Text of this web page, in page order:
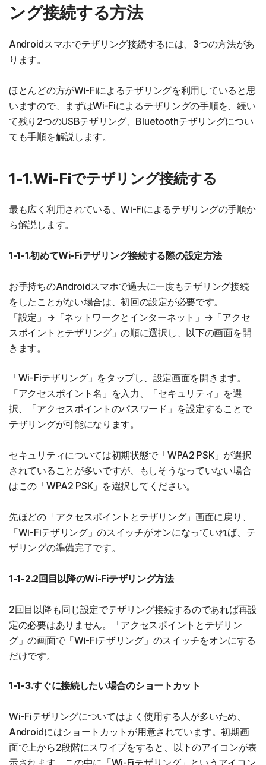
ング接続する方法
Androidスマホでテザリング接続するには、3つの方法があ
ります。
ほとんどの方がWi-Fiによるテザリングを利用していると思
いますので、まずはWi-Fiによるテザリングの手順を、続い
て残り2つのUSBテザリング、Bluetoothテザリングについ
ても手順を解説します。
1-1.Wi-Fiでテザリング接続する
最も広く利用されている、Wi-Fiによるテザリングの手順か
ら解説します。
1-1-1.初めてWi-Fiテザリング接続する際の設定方法
お手持ちのAndroidスマホで過去に一度もテザリング接続
をしたことがない場合は、初回の設定が必要です。
「設定」→「ネットワークとインターネット」→「アクセ
スポイントとテザリング」の順に選択し、以下の画面を開
きます。
「Wi-Fiテザリング」をタップし、設定画面を開きます。
「アクセスポイント名」を入力、「セキュリティ」を選
択、「アクセスポイントのパスワード」を設定することで
テザリングが可能になります。
セキュリティについては初期状態で「WPA2 PSK」が選択
されていることが多いですが、もしそうなっていない場合
はこの「WPA2 PSK」を選択してください。
先ほどの「アクセスポイントとテザリング」画面に戻り、
「Wi-Fiテザリング」のスイッチがオンになっていれば、テ
ザリングの準備完了です。
1-1-2.2回目以降のWi-Fiテザリング方法
2回目以降も同じ設定でテザリング接続するのであれば再設
定の必要はありません。「アクセスポイントとテザリン
グ」の画面で「Wi-Fiテザリング」のスイッチをオンにする
だけです。
1-1-3.すぐに接続したい場合のショートカット
Wi-Fiテザリングについてはよく使用する人が多いため、
Androidにはショートカットが用意されています。初期画
面で上から2段階にスワイプをすると、以下のアイコンが表